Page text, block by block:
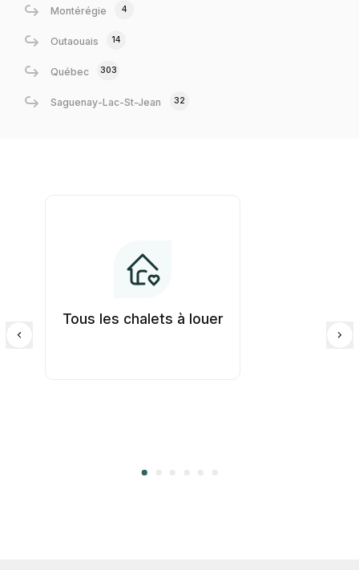
Montérégie 4
Outaouais 14
Québec 303
Saguenay-Lac-St-Jean 32
Tous les chalets à louer